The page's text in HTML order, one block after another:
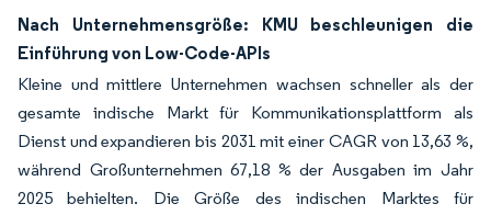
Nach Unternehmensgröße: KMU beschleunigen die
Einführung von Low-Code-APIs
Kleine und mittlere Unternehmen wachsen schneller als der
gesamte indische Markt für Kommunikationsplattform als
Dienst und expandieren bis 2031 mit einer CAGR von 13,63 %,
während Großunternehmen 67,18 % der Ausgaben im Jahr
2025 behielten. Die Größe des indischen Marktes für